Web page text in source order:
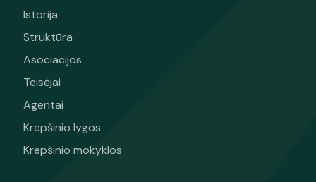
Istorija
Struktūra
Asociacijos
Teisėjai
Agentai
Krepšinio lygos
Krepšinio mokyklos